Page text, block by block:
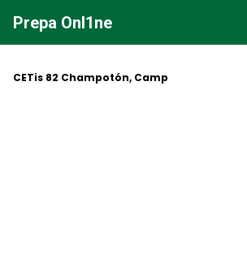
contenido
Prepa Onl1ne
CETis 82 Champotón, Camp